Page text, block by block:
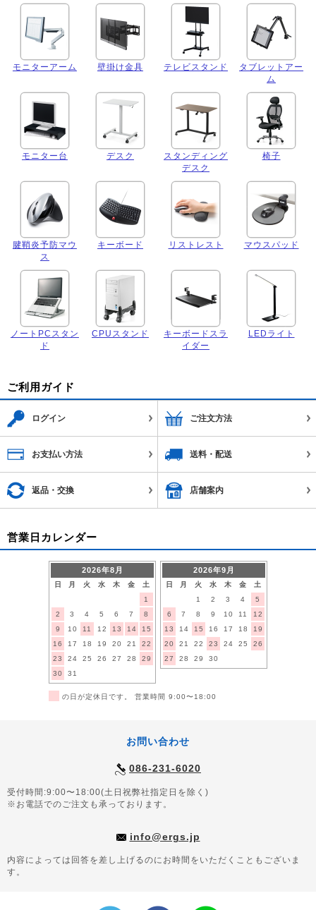
モニターアーム 壁掛け金具 テレビスタンド
タブレットアー
ム
モニター台 デスク
スタンディング
デスク
椅子
腱鞘炎予防マウ
ス
キーボード リストレスト マウスパッド
ノートPCスタン
ド
CPUスタンド
キーボードスラ
イダー
LEDライト
ご利用ガイド
ログイン ご注文方法
お支払い方法 送料・配送
返品・交換 店舗案内
営業日カレンダー
2026年8月
日 月 火 水 木 金
土
1
2
3 4 5 6 7
8
9
10 11 12 13 14
15
16
17 18 19 20 21
22
23
24 25 26 27 28
29
30
31
2026年9月
日 月 火 水 木 金
土
1
2 3 4
5
6
7 8 9 10 11
12
13
14 15 16 17 18
19
20
21 22 23 24 25
26
27
28 29 30
の日が定休日です。 営業時間 9:00〜18:00
お問い合わせ
086-231-6020
受付時間:9:00〜18:00(土日祝弊社指定日を除く)
※お電話でのご注文も承っております。
info@ergs.jp
内容によっては回答を差し上げるのにお時間をいただくこともございま
す。